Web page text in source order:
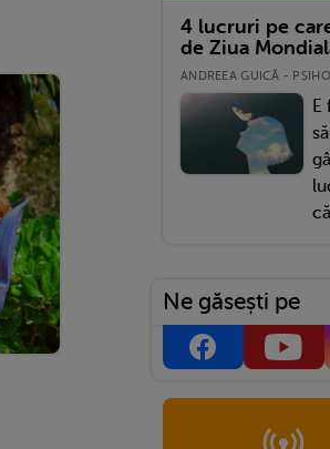
4 lucruri pe
de Ziua
ANDREEA GUICĂ -
Ne găsești pe